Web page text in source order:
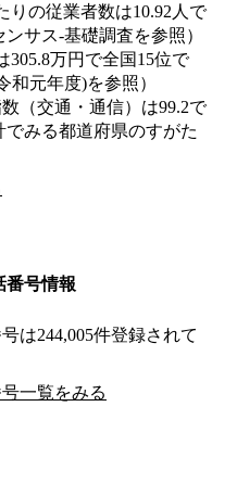
りの従業者数は10.92人で
サス‐基礎調査を参照）
305.8万円で全国15位で
和元年度)を参照）
（交通・通信）は99.2で
みる都道府県のすがた
番号情報
は244,005件登録されて
一覧をみる